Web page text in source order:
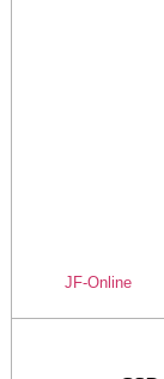
JF-Online